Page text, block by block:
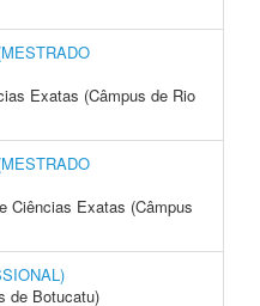
Exatas (Câmpus de Rio
Ciências Exatas (Câmpus
de Botucatu)